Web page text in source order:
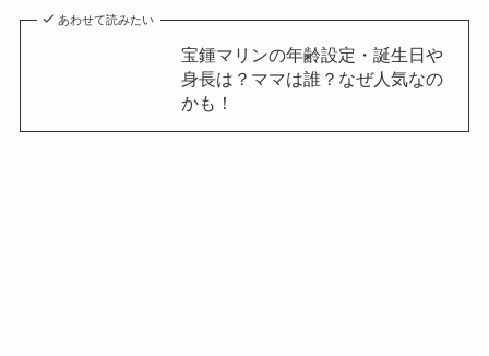
あわせて読みたい
宝鍾マリンの年齢設定・誕生日や
身長は？ママは誰？なぜ人気なの
かも！